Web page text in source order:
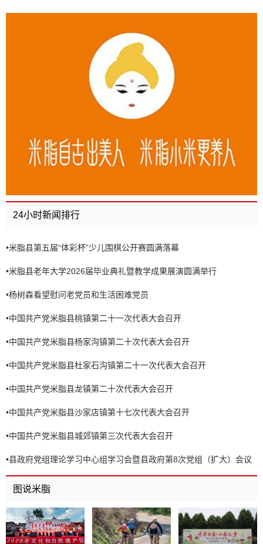
开
24小时新闻排行
•米脂县第五届“体彩杯”少儿围棋公开赛圆满落幕
•米脂县老年大学2026届毕业典礼暨教学成果展演圆满举行
•杨树森看望慰问老党员和生活困难党员
•中国共产党米脂县桃镇第二十一次代表大会召开
•中国共产党米脂县杨家沟镇第二十次代表大会召开
•中国共产党米脂县杜家石沟镇第二十一次代表大会召开
•中国共产党米脂县龙镇第二十次代表大会召开
•中国共产党米脂县沙家店镇第十七次代表大会召开
•中国共产党米脂县城郊镇第三次代表大会召开
•县政府党组理论学习中心组学习会暨县政府第8次党组（扩大）会议
召开
图说米脂